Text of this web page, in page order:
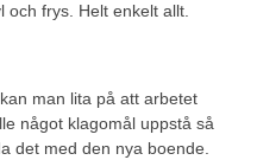
frys. Helt enkelt allt.
man lita på att arbetet
något klagomål uppstå så
det med den nya boende.